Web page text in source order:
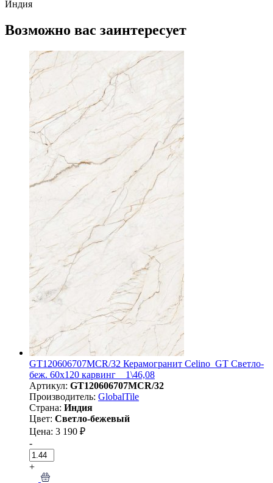
Индия
Возможно вас заинтересует
GT120606707MCR/32 Керамогранит Celino_GT Светло-
беж. 60x120 карвинг _ 1\46,08
Артикул: GT120606707MCR/32
Производитель: GlobalTile
Страна: Индия
Цвет: Светло-бежевый
Цена: 3 190 ₽
-
+